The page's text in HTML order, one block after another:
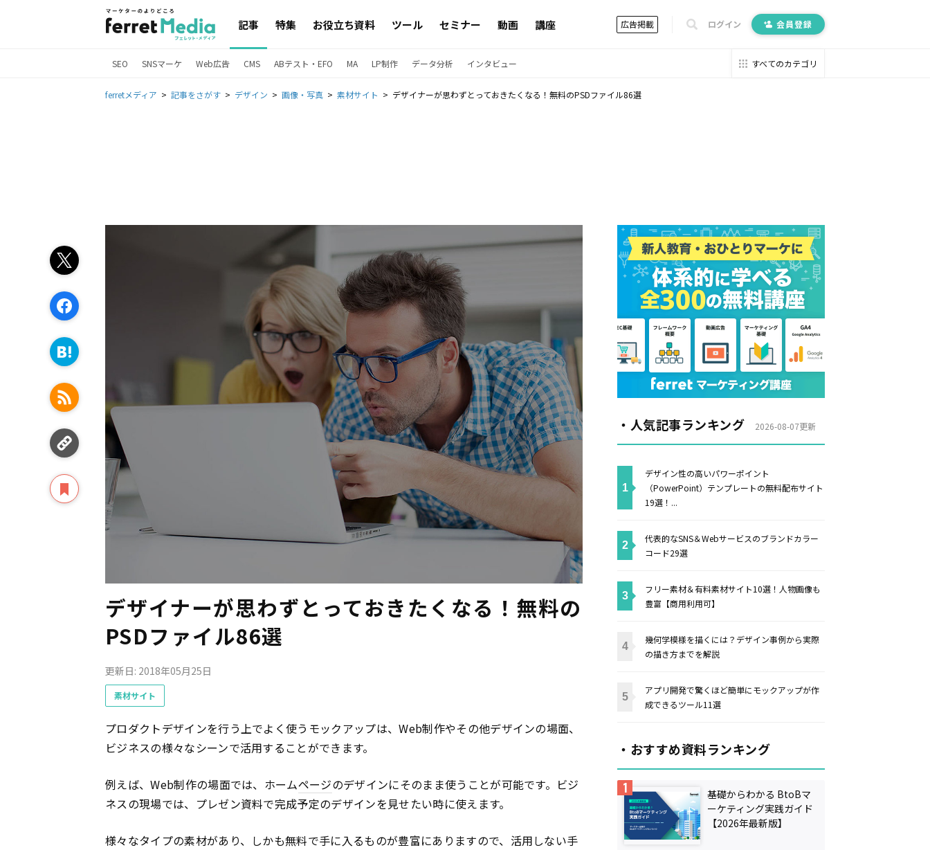
記事 特集 お役立ち資料 ツール セミナー 動画 講座 広告掲載 ログイン 会員登録
SEO SNSマーケ Web広告 CMS ABテスト・EFO MA LP制作 データ分析 インタビュー すべてのカテゴリ
ferretメディア 記事をさがす デザイン 画像・写真 素材サイト デザイナーが思わずとっておきたくなる！無料のPSDファイル86選
デザイナーが思わずとっておきたくなる！無料の
PSDファイル86選
更新日: 2018年05月25日
素材サイト
プロダクトデザインを行う上でよく使うモックアップは、Web制作やその他デザインの場面、
ビジネスの様々なシーンで活用することができます。
例えば、Web制作の場面では、ホームページのデザインにそのまま使うことが可能です。ビジ
ネスの現場では、プレゼン資料で完成予定のデザインを見せたい時に使えます。
様々なタイプの素材があり、しかも無料で手に入るものが豊富にありますので、活用しない手
・人気記事ランキング 2026-08-07更新
デザイン性の高いパワーポイント
（PowerPoint）テンプレートの無料配布サイト
19選！...
代表的なSNS＆Webサービスのブランドカラー
コード29選
フリー素材＆有料素材サイト10選！人物画像も
豊富【商用利用可】
幾何学模様を描くには？デザイン事例から実際
の描き方までを解説
アプリ開発で驚くほど簡単にモックアップが作
成できるツール11選
・おすすめ資料ランキング
基礎からわかる BtoBマ
ーケティング実践ガイド
【2026年最新版】